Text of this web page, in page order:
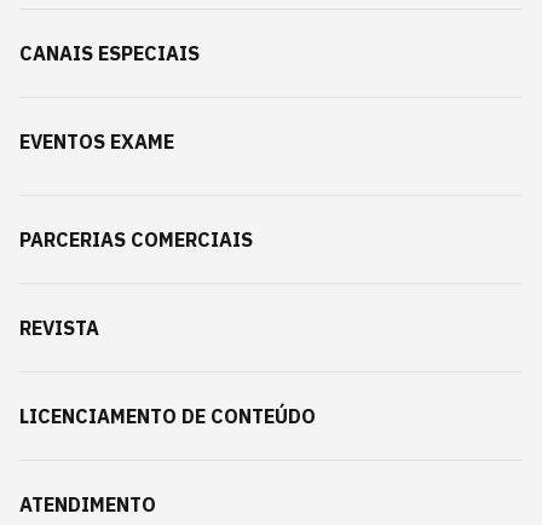
CANAIS ESPECIAIS
EVENTOS EXAME
PARCERIAS COMERCIAIS
REVISTA
LICENCIAMENTO DE CONTEÚDO
ATENDIMENTO